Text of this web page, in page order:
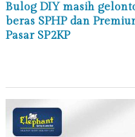
Bulog DIY masih
beras SPHP dan
Pasar SP2KP